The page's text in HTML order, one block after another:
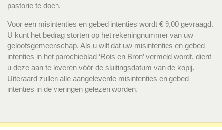
pastorie te doen.
Voor een misintenties en gebed intenties wordt € 9,00 gevraagd.
U kunt het bedrag storten op het rekeningnummer van uw
geloofsgemeenschap. Als u wilt dat uw misintenties en gebed
intenties in het parochieblad ‘Rots en Bron’ vermeld wordt, dient
u deze aan te leveren vóór de sluitingsdatum van de kopij.
Uiteraard zullen alle aangeleverde misintenties en gebed
intenties in de vieringen gelezen worden.